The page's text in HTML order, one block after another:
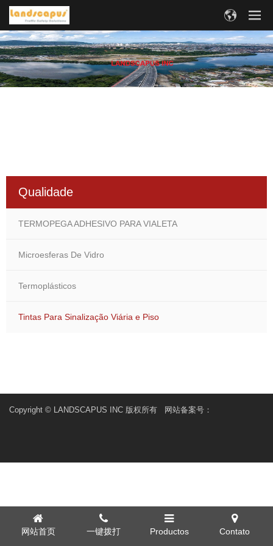
Qualidade
TERMOPEGA ADHESIVO PARA VIALETA
Microesferas De Vidro
Termoplásticos
Tintas Para Sinalização Viária e Piso
Copyright © LANDSCAPUS INC 版权所有 网站备案号：
网站首页 一键拨打 Productos Contato